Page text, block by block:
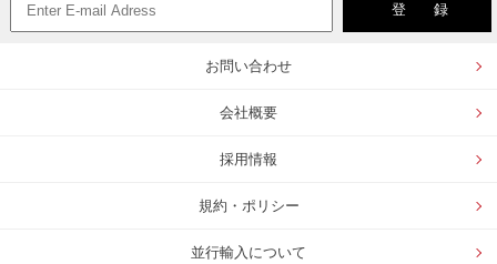
お問い合わせ
会社概要
採用情報
規約・ポリシー
並行輸入について